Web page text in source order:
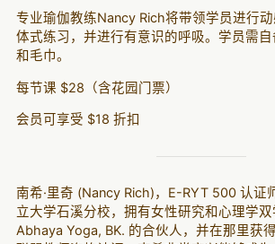
专业瑜伽教练Nancy Rich将带领学员进行
体式练习，并进行有意识的呼吸。学员需
和毛巾。
每节课 $28（含花园门票）
会员可享受 $18 折扣
南希·里奇 (Nancy Rich)，E-RYT 500 认证
立大学石溪分校，拥有女性研究和心理学
Abhaya Yoga, BK. 的合伙人，并在那里获